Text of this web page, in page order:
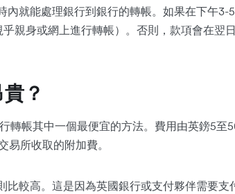
內就能處理銀行到銀行的轉帳。如果在下午3-5
親身或網上進行轉帳）。否則，款項會在翌日
？
轉帳其中一個最便宜的方法。費用由英鎊5至
所收取的附加費。
比較高。這是因為英國銀行或支付夥伴需要支